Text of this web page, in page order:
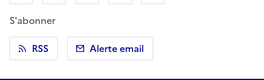
S'abonner
RSS
Alerte email